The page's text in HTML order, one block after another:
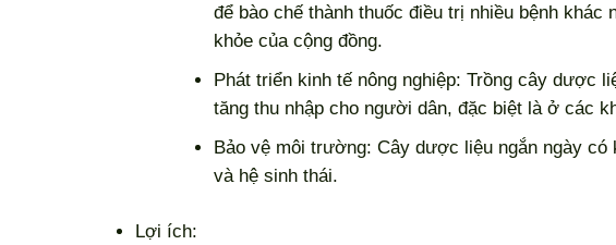
để bào chế thành thuốc điều trị nhiều bệnh
khỏe của cộng đồng.
Phát triển kinh tế nông nghiệp: Trồng cây dược
tăng thu nhập cho người dân, đặc biệt là ở các
Bảo vệ môi trường: Cây dược liệu ngắn ngày
và hệ sinh thái.
Lợi ích: